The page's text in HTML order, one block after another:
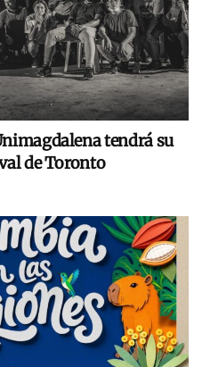
tendrá su
de Toronto